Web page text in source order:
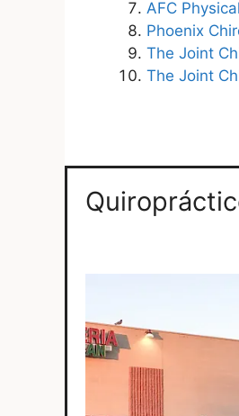
AFC
Phoenix
The Joint
The Joint